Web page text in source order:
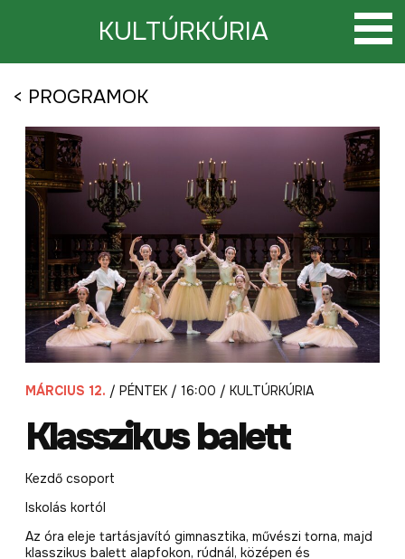
KULTÚRKÚRIA
< PROGRAMOK
MÁRCIUS 12. / PÉNTEK / 16:00 / KULTÚRKÚRIA
Klasszikus balett
Kezdő csoport
Iskolás kortól
Az óra eleje tartásjavító gimnasztika, művészi torna, majd
klasszikus balett alapfokon, rúdnál, középen és